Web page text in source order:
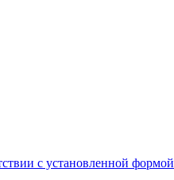
с установленной формой